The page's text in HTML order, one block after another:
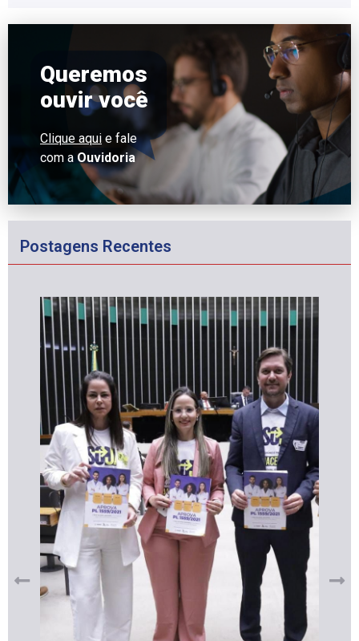
Queremos
ouvir você
Clique aqui e fale
com a Ouvidoria
Postagens Recentes